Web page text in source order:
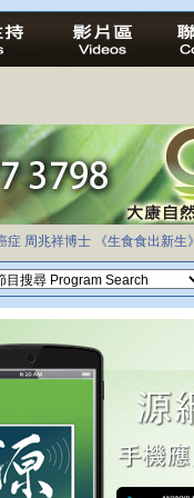
症 周兆祥博士 《生食食出新生》